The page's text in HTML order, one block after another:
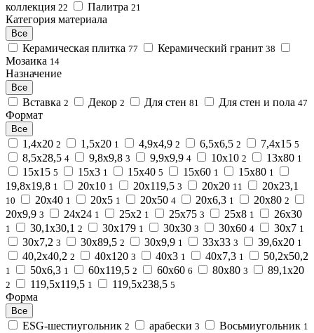
коллекция 22 Палитра 21
Категория материала
Все
Керамическая плитка 77 Керамический гранит 38
Мозаика 14
Назначение
Все
Вставка 2 Декор 2 Для стен 81 Для стен и пола 47
Формат
Все
1,4x20 2 1,5x20 1 4,9x4,9 2 6,5x6,5 2 7,4x15 5
8,5x28,5 4 9,8x9,8 3 9,9x9,9 4 10x10 2 13x80 1
15x15 5 15x3 1 15x40 5 15x60 1 15x80 1
19,8x19,8 1 20x10 1 20x119,5 3 20x20 11 20x23,1
10 20x40 1 20x5 1 20x50 4 20x6,3 1 20x80 2
20x9,9 3 24x24 1 25x2 1 25x75 3 25x8 1 26x30
1 30,1x30,1 2 30x179 1 30x30 3 30x60 4 30x7 1
30x7,2 3 30x89,5 2 30x9,9 1 33x33 3 39,6x20 1
40,2x40,2 2 40x120 3 40x3 1 40x7,3 1 50,2x50,2
1 50x6,3 1 60x119,5 2 60x60 6 80x80 3 89,1x20
2 119,5x119,5 1 119,5x238,5 5
Форма
Все
ESG-шестиугольник 2 арабески 3 Восьмиугольник 1